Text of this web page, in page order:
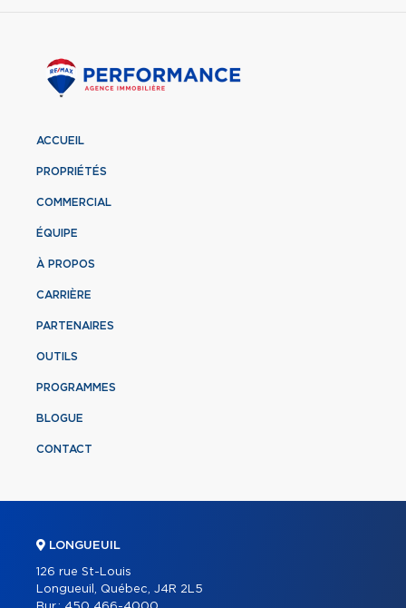
ACCUEIL
PROPRIÉTÉS
COMMERCIAL
ÉQUIPE
À PROPOS
CARRIÈRE
PARTENAIRES
OUTILS
PROGRAMMES
BLOGUE
CONTACT
LONGUEUIL
126 rue St-Louis
Longueuil, Québec, J4R 2L5